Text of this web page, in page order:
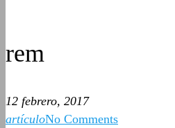
rem
12 febrero, 2017
artículoNo Comments